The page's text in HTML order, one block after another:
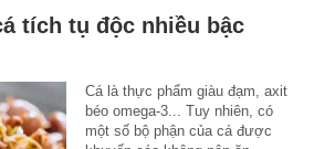
tích tụ độc nhiều bậc
Cá là thực phẩm giàu đạm, axit
béo omega-3... Tuy nhiên, có
một số bộ phận của cá được